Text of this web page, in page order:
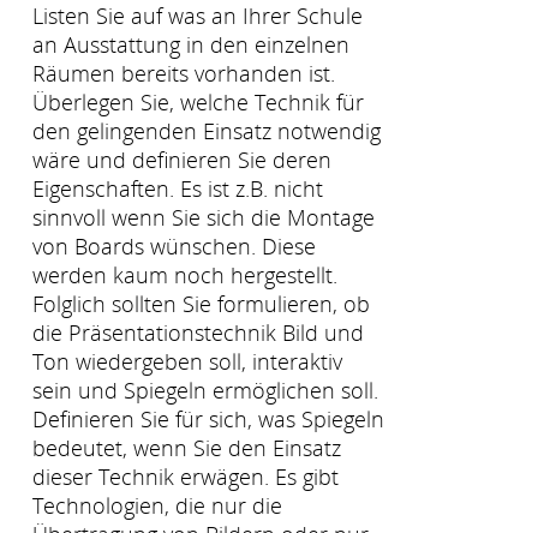
Listen Sie auf was an Ihrer Schule
an Ausstattung in den einzelnen
Räumen bereits vorhanden ist.
Überlegen Sie, welche Technik für
den gelingenden Einsatz notwendig
wäre und definieren Sie deren
Eigenschaften. Es ist z.B. nicht
sinnvoll wenn Sie sich die Montage
von Boards wünschen. Diese
werden kaum noch hergestellt.
Folglich sollten Sie formulieren, ob
die Präsentationstechnik Bild und
Ton wiedergeben soll, interaktiv
sein und Spiegeln ermöglichen soll.
Definieren Sie für sich, was Spiegeln
bedeutet, wenn Sie den Einsatz
dieser Technik erwägen. Es gibt
Technologien, die nur die